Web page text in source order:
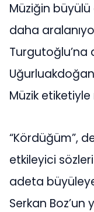
Müziğin büyülü
daha
Turgutoğlu’na
Müzik
“Kördüğüm”,
etkileyici
adeta
Serkan Boz’un